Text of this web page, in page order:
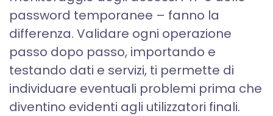
password temporanee – fanno la
differenza. Validare ogni operazione
passo dopo passo, importando e
testando dati e servizi, ti permette di
individuare eventuali problemi prima che
diventino evidenti agli utilizzatori finali.